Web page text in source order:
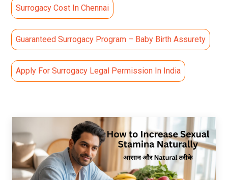
Surrogacy Cost In Chennai
Guaranteed Surrogacy Program – Baby Birth Assurety
Apply For Surrogacy Legal Permission In India